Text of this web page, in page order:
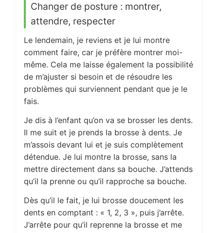
Changer de posture : montrer,
attendre, respecter
Le lendemain, je reviens et je lui montre
comment faire, car je préfère montrer moi-
même. Cela me laisse également la possibilité
de m’ajuster si besoin et de résoudre les
problèmes qui surviennent pendant que je le
fais.
Je dis à l’enfant qu’on va se brosser les dents.
Il me suit et je prends la brosse à dents. Je
m’assois devant lui et je suis complètement
détendue. Je lui montre la brosse, sans la
mettre directement dans sa bouche. J’attends
qu’il la prenne ou qu’il rapproche sa bouche.
Dès qu’il le fait, je lui brosse doucement les
dents en comptant : « 1, 2, 3 », puis j’arrête.
J’arrête pour qu’il reprenne la brosse et me